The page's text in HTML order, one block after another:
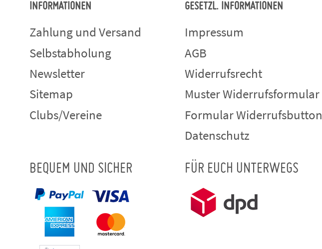
INFORMATIONEN
Zahlung und Versand
Selbstabholung
Newsletter
Sitemap
Clubs/Vereine
GESETZL. INFORMATIONEN
Impressum
AGB
Widerrufsrecht
Muster Widerrufsformular
Formular Widerrufsbutton
Datenschutz
BEQUEM UND SICHER FÜR EUCH UNTERWEGS